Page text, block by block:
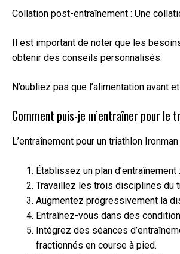
Collation post-entraînement : Une
Il est important de noter que les
obtenir des conseils personnalisés.
N’oubliez pas que l’alimentation
Comment puis-je m’entraîner pour le
L’entraînement pour un triathlon
Établissez un plan
Travaillez les trois disciplines du
Augmentez progressivement la
Entraînez-vous dans des
Intégrez des séances
fractionnés en course à pied.